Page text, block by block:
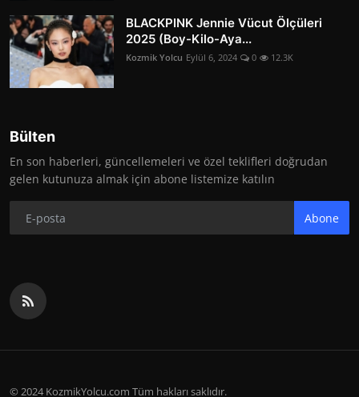
BLACKPINK Jennie Vücut Ölçüleri
2025 (Boy-Kilo-Aya...
Kozmik Yolcu Eylül 6, 2024 0 12.3K
Bülten
En son haberleri, güncellemeleri ve özel teklifleri doğrudan
gelen kutunuza almak için abone listemize katılın
Abone
© 2024 KozmikYolcu.com Tüm hakları saklıdır.